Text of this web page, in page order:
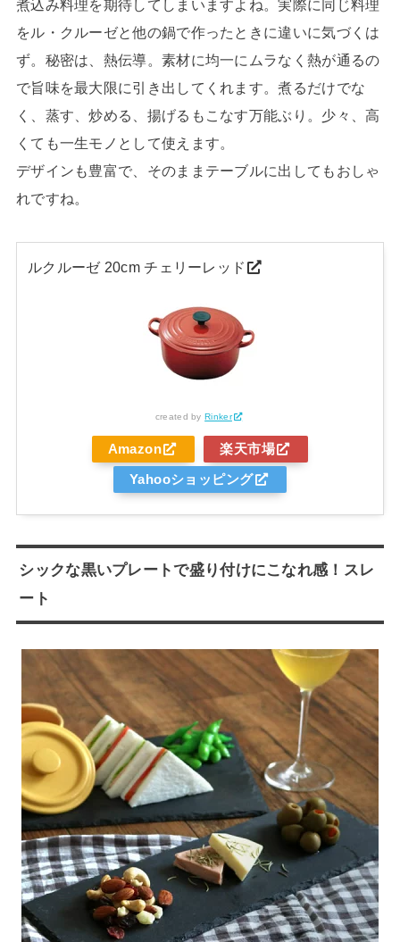
煮込み料理を期待してしまいますよね。実際に同じ料理
をル・クルーゼと他の鍋で作ったときに違いに気づくは
ず。秘密は、熱伝導。素材に均一にムラなく熱が通るの
で旨味を最大限に引き出してくれます。煮るだけでな
く、蒸す、炒める、揚げるもこなす万能ぶり。少々、高
くても一生モノとして使えます。
デザインも豊富で、そのままテーブルに出してもおしゃ
れですね。
ルクルーゼ 20cm チェリーレッド
created byRinker
Amazon 楽天市場
Yahooショッピング
シックな黒いプレートで盛り付けにこなれ感！スレ
ート